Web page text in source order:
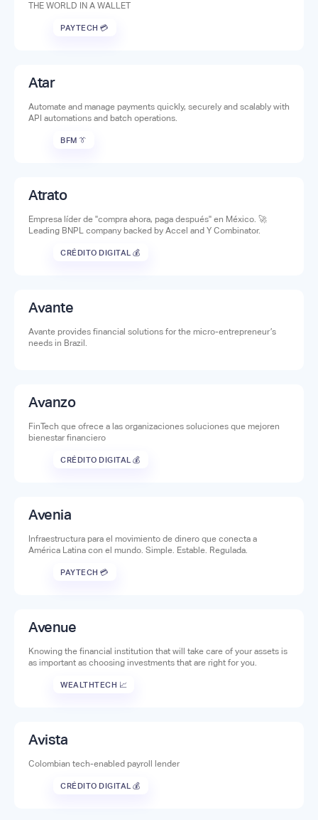
THE WORLD IN A WALLET
PAYTECH 💳
Atar
Automate and manage payments quickly, securely and scalably with
API automations and batch operations.
BFM 👔
Atrato
Empresa líder de "compra ahora, paga después" en México. 🚀
Leading BNPL company backed by Accel and Y Combinator.
CRÉDITO DIGITAL 💰
Avante
Avante provides financial solutions for the micro-entrepreneur’s
needs in Brazil.
Avanzo
FinTech que ofrece a las organizaciones soluciones que mejoren
bienestar financiero
CRÉDITO DIGITAL 💰
Avenia
Infraestructura para el movimiento de dinero que conecta a
América Latina con el mundo. Simple. Estable. Regulada.
PAYTECH 💳
Avenue
Knowing the financial institution that will take care of your assets is
as important as choosing investments that are right for you.
WEALTHTECH 📈
Avista
Colombian tech-enabled payroll lender
CRÉDITO DIGITAL 💰